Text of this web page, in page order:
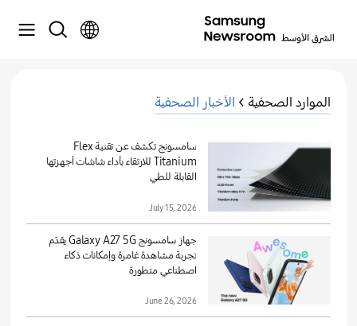
الموارد الصحفية > الأخبار الصحفية
سامسونج تكشف عن تقنية Flex
Titanium للارتقاء بأداء شاشات أجهزتها
القابلة للطي
July 15, 2026
جهاز سامسونج Galaxy A27 5G يقدّم
تجربة مشاهدة غامرة وإمكانات ذكاء
اصطناعي متطورة
June 26, 2026